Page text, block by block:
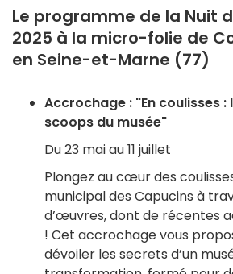
Le programme de la Nuit
2025 à la micro-folie de
en Seine-et-Marne (77)
Accrochage : "En coulisses :
scoops du musée"
Du 23 mai au 11 juillet
Plongez au cœur des
municipal des Capucins à
d’œuvres, dont de récentes
! Cet accrochage vous
dévoiler les secrets d’un